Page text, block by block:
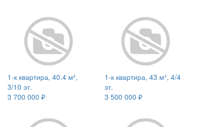
1-к квартира, 40.4 м²,
3/10 эт.
3 700 000 ₽
1-к квартира, 43 м², 4/4
эт.
3 500 000 ₽